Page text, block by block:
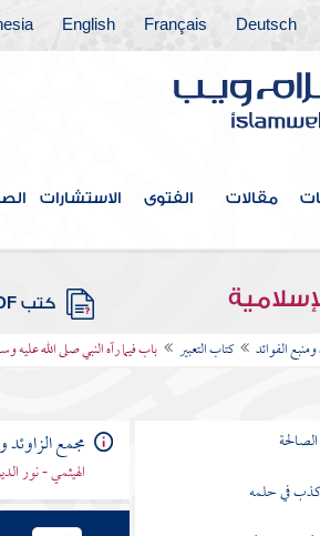
Deutsch
Français
English
مقالات الفتوى الاستشارات
كتب PDF
الفوائد كتاب التعبير باب فيما رآه النبي صلى الله عليه
في حلمه
مجمع الزاوئد
الهيثمي - نور